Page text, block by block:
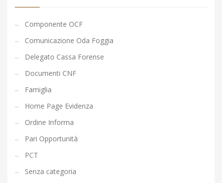
Componente OCF
Comunicazione Oda Foggia
Delegato Cassa Forense
Documenti CNF
Famiglia
Home Page Evidenza
Ordine Informa
Pari Opportunità
PCT
Senza categoria